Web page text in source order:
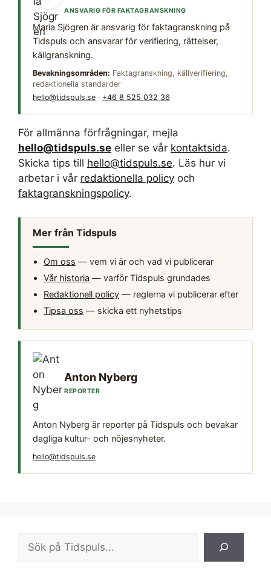
ANSVARIG FÖR FAKTAGRANSKNING
Maria Sjögren är ansvarig för faktagranskning på
Tidspuls och ansvarar för verifiering, rättelser,
källgranskning.
Bevakningsområden: Faktagranskning, källverifiering,
redaktionella standarder
hello@tidspuls.se · +46 8 525 032 36
För allmänna förfrågningar, mejla
hello@tidspuls.se eller se vår kontaktsida.
Skicka tips till hello@tidspuls.se. Läs hur vi
arbetar i vår redaktionella policy och
faktagranskningspolicy.
Mer från Tidspuls
Om oss — vem vi är och vad vi publicerar
Vår historia — varför Tidspuls grundades
Redaktionell policy — reglerna vi publicerar efter
Tipsa oss — skicka ett nyhetstips
Anton Nyberg
REPORTER
Anton Nyberg är reporter på Tidspuls och bevakar
dagliga kultur- och nöjesnyheter.
hello@tidspuls.se